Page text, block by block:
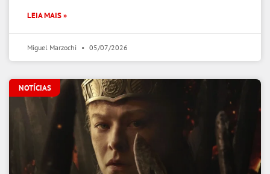
LEIA MAIS »
Miguel Marzochi 05/07/2026
NOTÍCIAS